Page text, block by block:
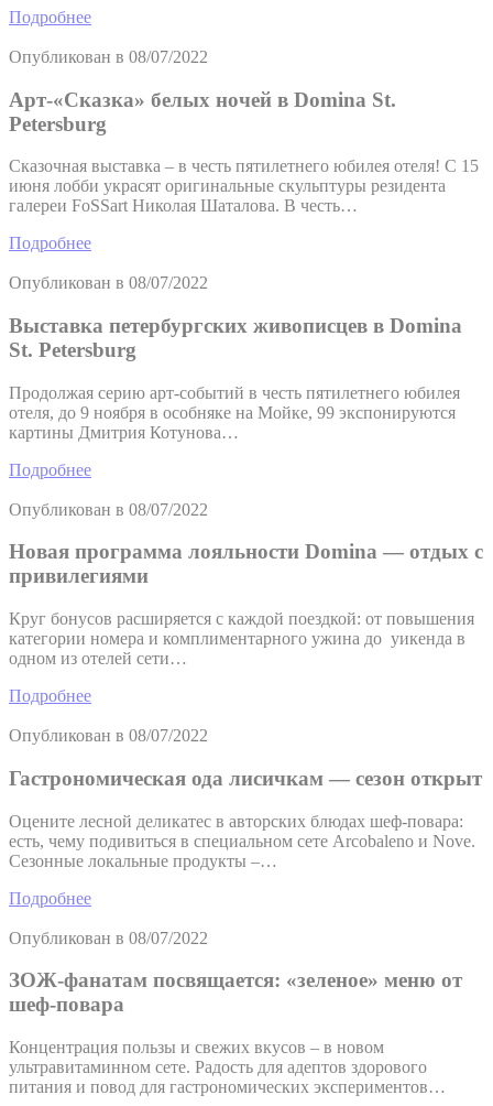
Подробнее
Опубликован в 08/07/2022
Арт-«Сказка» белых ночей в Domina St.
Petersburg
Сказочная выставка – в честь пятилетнего юбилея отеля! С 15
июня лобби украсят оригинальные скульптуры резидента
галереи FoSSart Николая Шаталова. В честь…
Подробнее
Опубликован в 08/07/2022
Выставка петербургских живописцев в Domina
St. Petersburg
Продолжая серию арт-событий в честь пятилетнего юбилея
отеля, до 9 ноября в особняке на Мойке, 99 экспонируются
картины Дмитрия Котунова…
Подробнее
Опубликован в 08/07/2022
Новая программа лояльности Domina — отдых с
привилегиями
Круг бонусов расширяется с каждой поездкой: от повышения
категории номера и комплиментарного ужина до уикенда в
одном из отелей сети…
Подробнее
Опубликован в 08/07/2022
Гастрономическая ода лисичкам — сезон открыт
Оцените лесной деликатес в авторских блюдах шеф-повара:
есть, чему подивиться в специальном сете Arcobaleno и Nove.
Сезонные локальные продукты –…
Подробнее
Опубликован в 08/07/2022
ЗОЖ-фанатам посвящается: «зеленое» меню от
шеф-повара
Концентрация пользы и свежих вкусов – в новом
ультравитаминном сете. Радость для адептов здорового
питания и повод для гастрономических экспериментов…